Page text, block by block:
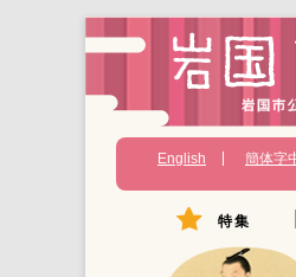
English 簡体字
特集
Instagramフォトコ
ト